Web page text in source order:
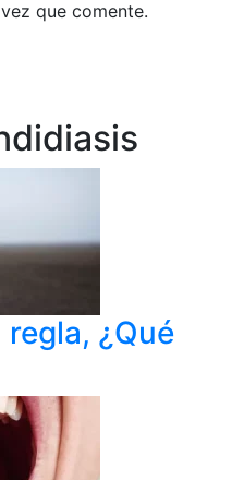
que comente.
¿Qué